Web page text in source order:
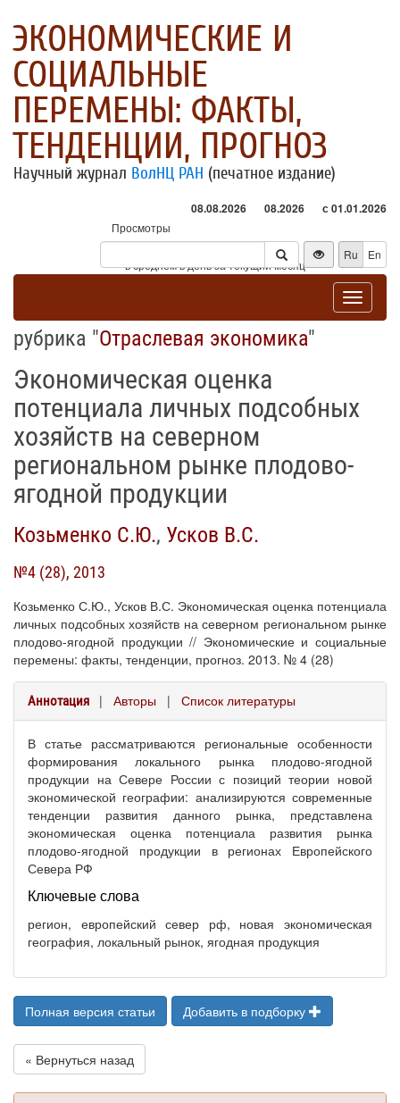
ЭКОНОМИЧЕСКИЕ И
СОЦИАЛЬНЫЕ
ПЕРЕМЕНЫ: ФАКТЫ,
ТЕНДЕНЦИИ, ПРОГНОЗ
Научный журнал ВолНЦ РАН (печатное издание)
08.08.2026 08.2026 с 01.01.2026
Просмотры
Посетители
* - в среднем в день за текущий месяц
Ru En
Toggle
рубрика "Отраслевая экономика"
Экономическая оценка
потенциала личных подсобных
хозяйств на северном
региональном рынке плодово-
ягодной продукции
Козьменко С.Ю., Усков В.С.
№4 (28), 2013
Козьменко С.Ю., Усков В.С. Экономическая оценка потенциала
личных подсобных хозяйств на северном региональном рынке
плодово-ягодной продукции // Экономические и социальные
перемены: факты, тенденции, прогноз. 2013. № 4 (28)
Аннотация | Авторы | Список литературы
В статье рассматриваются региональные особенности
формирования локального рынка плодово-ягодной
продукции на Севере России с позиций теории новой
экономической географии: анализируются современные
тенденции развития данного рынка, представлена
экономическая оценка потенциала развития рынка
плодово-ягодной продукции в регионах Европейского
Севера РФ
Ключевые слова
регион, европейский север рф, новая экономическая
география, локальный рынок, ягодная продукция
Полная версия статьи Добавить в подборку
« Вернуться назад